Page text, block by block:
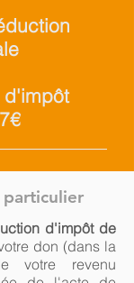
d'impôt
particulier
d'impôt de
don (dans la
votre revenu